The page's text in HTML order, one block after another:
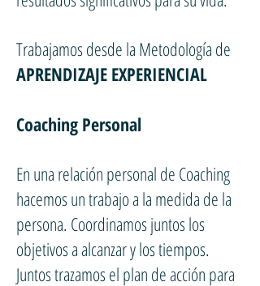
Trabajamos desde la Metodología de
APRENDIZAJE EXPERIENCIAL
Coaching Personal
En una relación personal de Coaching
hacemos un trabajo a la medida de la
persona. Coordinamos juntos los
objetivos a alcanzar y los tiempos.
Juntos trazamos el plan de acción para